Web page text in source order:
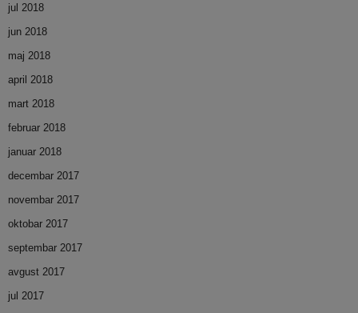
jul 2018
jun 2018
maj 2018
april 2018
mart 2018
februar 2018
januar 2018
decembar 2017
novembar 2017
oktobar 2017
septembar 2017
avgust 2017
jul 2017